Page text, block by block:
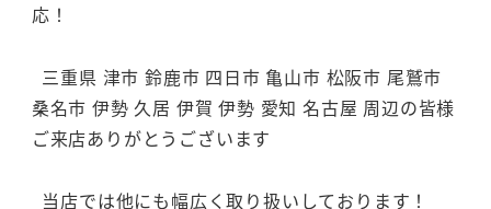
応！
三重県 津市 鈴鹿市 四日市 亀山市 松阪市 尾鷲市
桑名市 伊勢 久居 伊賀 伊勢 愛知 名古屋 周辺の皆様
ご来店ありがとうございます
当店では他にも幅広く取り扱いしております！